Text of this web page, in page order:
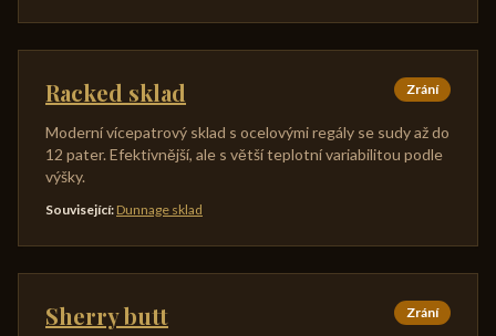
Racked sklad Zrání
Moderní vícepatrový sklad s ocelovými regály se sudy až do
12 pater. Efektivnější, ale s větší teplotní variabilitou podle
výšky.
Související: Dunnage sklad
Sherry butt Zrání